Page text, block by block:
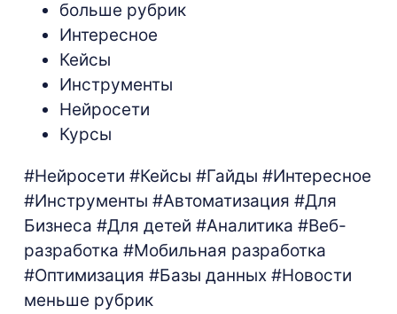
больше рубрик
Интересное
Кейсы
Инструменты
Нейросети
Курсы
#Нейросети #Кейсы #Гайды #Интересное
#Инструменты #Автоматизация #Для
Бизнеса #Для детей #Аналитика #Веб-
разработка #Мобильная разработка
#Оптимизация #Базы данных #Новости
меньше рубрик